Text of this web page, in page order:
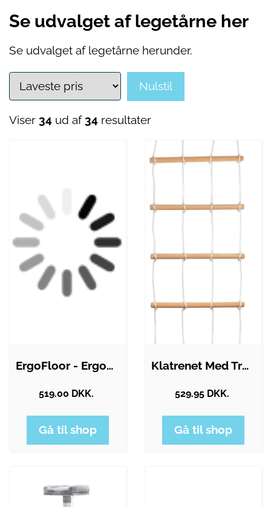
Se udvalget af legetårne her
Se udvalget af legetårne herunder.
Nulstil
Viser 34 ud af 34 resultater
ErgoFloor - ErgoPlay Impact Gummifliser…
519.00 DKK.
Gå til shop
Klatrenet Med Træstolper - Stige - Small…
529.95 DKK.
Gå til shop